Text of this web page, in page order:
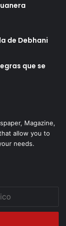
de Debhani
que se
Magazine,
allow you to
needs.